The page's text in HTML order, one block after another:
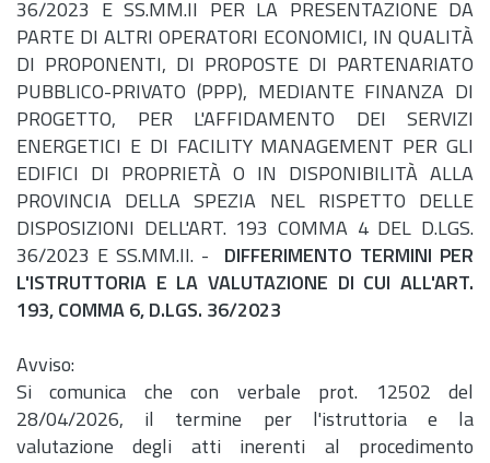
36/2023 E SS.MM.II PER LA PRESENTAZIONE DA
PARTE DI ALTRI OPERATORI ECONOMICI, IN QUALITÀ
DI PROPONENTI, DI PROPOSTE DI PARTENARIATO
PUBBLICO-PRIVATO (PPP), MEDIANTE FINANZA DI
PROGETTO, PER L'AFFIDAMENTO DEI SERVIZI
ENERGETICI E DI FACILITY MANAGEMENT PER GLI
EDIFICI DI PROPRIETÀ O IN DISPONIBILITÀ ALLA
PROVINCIA DELLA SPEZIA NEL RISPETTO DELLE
DISPOSIZIONI DELL'ART. 193 COMMA 4 DEL D.LGS.
36/2023 E SS.MM.II. - DIFFERIMENTO TERMINI PER
L'ISTRUTTORIA E LA VALUTAZIONE DI CUI ALL'ART.
193, COMMA 6, D.LGS. 36/2023
Avviso:
Si comunica che con verbale prot. 12502 del
28/04/2026, il termine per l'istruttoria e la
valutazione degli atti inerenti al procedimento